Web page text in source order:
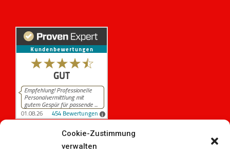
Cookie-Zustimmung
verwalten
Bewertungen auf ProvenExpert.com